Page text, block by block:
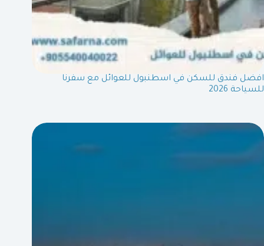
افضل فندق للسكن في اسطنبول للعوائل مع سفرنا
للسياحة 2026